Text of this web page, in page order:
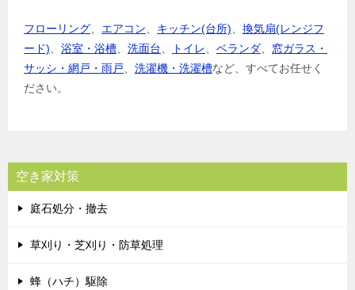
フローリング エアコン キッチン(台所)
換気扇(レンジフ
ード)
浴室・浴槽 洗面台 トイレ ベランダ
窓ガラス・
サッシ・網戸・雨戸
洗濯機・洗濯槽など、すべてお任せく
ださい。
空き家対策
庭石処分・撤去
草刈り・芝刈り・防草処理
蜂（ハチ）駆除